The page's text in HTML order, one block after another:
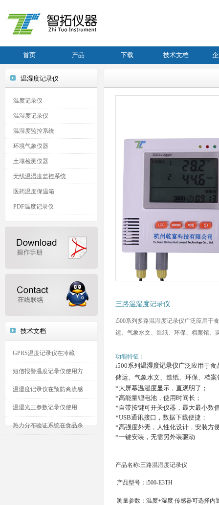
首页 产品 下载 技术文档
温湿度记录仪
温度记录仪
温湿度记录仪
温湿度监控系统
环境气象仪器
土壤检测仪器
无线温湿度监控系统
医药温度保温箱
PDF温度记录仪
技术文档
GPRS温度记录仪在冷藏
短信报警温度记录仪使用方
温湿度记录仪在预防禽流感
温湿光三参数记录仪使用
热力分布验证系统在食品杀
三路温湿度记录仪
i500系列多路温湿度记录仪广泛应用于
运、气象水文、造纸、环保、档案馆、
功能特征：
i500系列 温湿度记录仪广泛应用于食
储运、气象水文、造纸、环保、档
*大屏幕温湿度显示，直观明了；
*高能量锂电池，使用时间长；
*自带按键可开关仪器，最大最小数
*USB通讯接口，数据下载便捷；
*高强度外壳，人性化设计，安装方
*一键安装，无需另外装驱动
产品名称:三路温湿度记录仪
产品型号：i500-E3TH
测量参数：温度+湿度 传感器可选择内